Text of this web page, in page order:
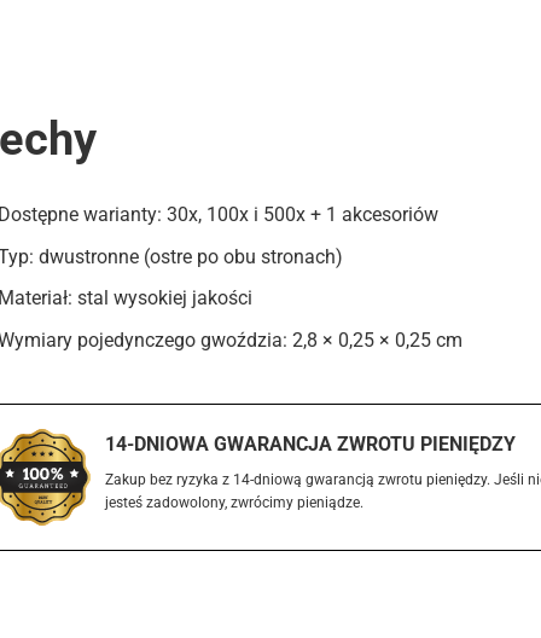
warianty: 30x, 100x i 500x + 1 akcesoriów
dwustronne (ostre po obu stronach)
stal wysokiej jakości
pojedynczego gwoździa: 2,8 × 0,25 × 0,25 cm
14-DNIOWA GWARANCJA ZWROTU PIENIĘDZY
Zakup bez ryzyka z 14-dniową gwarancją zwrotu pieniędzy. Jeśli
jesteś zadowolony, zwrócimy pieniądze.